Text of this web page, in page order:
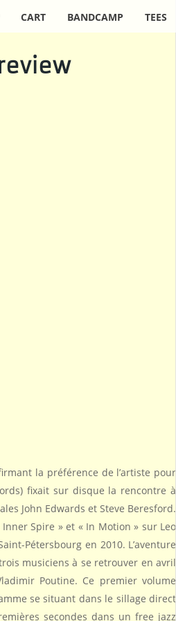
CART BANDCAMP TEES
la préférence de l’artiste pour
fixait sur disque la rencontre à
John Edwards et Steve Beresford.
Spire » et « In Motion » sur Leo
Pétersbourg en 2010. L’aventure
musiciens à se retrouver en avril
Poutine. Ce premier volume
se situant dans le sillage direct
secondes dans un free jazz